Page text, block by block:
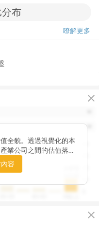
瞭解更多
close
全貌。透過視覺化的本
業公司之間的估值落
些可能已偏貴。從中位
卡片讓你一眼辨識產業
卡片都能幫你用數據看
容
close